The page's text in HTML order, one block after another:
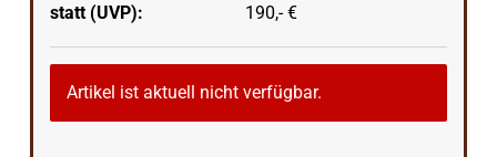
statt (UVP):
190,- €
Artikel ist aktuell nicht verfügbar.